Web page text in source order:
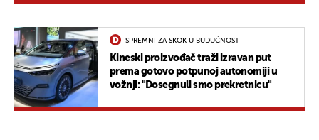
SPREMNI ZA SKOK U BUDUĆNOST
Kineski proizvođač traži izravan put
prema gotovo potpunoj autonomiji u
vožnji: "Dosegnuli smo prekretnicu"